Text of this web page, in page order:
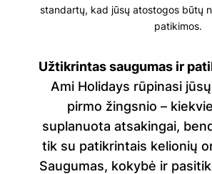
standartų, kad jūsų atostogos būtų
patikimos.
Užtikrintas saugumas ir
Ami Holidays rūpinasi
pirmo žingsnio –
suplanuota atsakingai,
tik su patikrintais kelionių
Saugumas, kokybė ir